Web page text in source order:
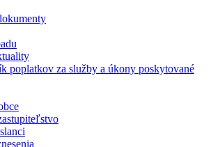
poplatkov za služby a úkony poskytované